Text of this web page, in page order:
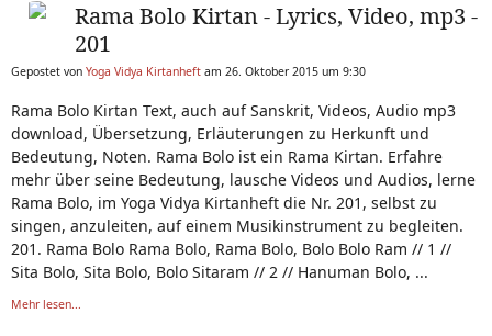
Rama Bolo Kirtan - Lyrics, Video, mp3 -
201
Gepostet von Yoga Vidya Kirtanheft am 26. Oktober 2015 um 9:30
Rama Bolo Kirtan Text, auch auf Sanskrit, Videos, Audio mp3
download, Übersetzung, Erläuterungen zu Herkunft und
Bedeutung, Noten. Rama Bolo ist ein Rama Kirtan. Erfahre
mehr über seine Bedeutung, lausche Videos und Audios, lerne
Rama Bolo, im Yoga Vidya Kirtanheft die Nr. 201, selbst zu
singen, anzuleiten, auf einem Musikinstrument zu begleiten.
201. Rama Bolo Rama Bolo, Rama Bolo, Bolo Bolo Ram // 1 //
Sita Bolo, Sita Bolo, Bolo Sitaram // 2 // Hanuman Bolo, ...
Mehr lesen...